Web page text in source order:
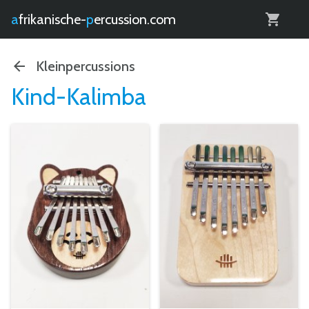
afrikanische- percussion.com
Kleinpercussions
Kind-Kalimba